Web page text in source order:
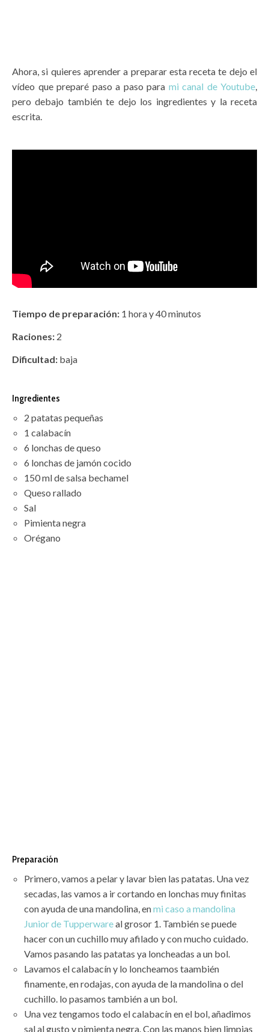
Ahora, si quieres aprender a preparar esta receta te dejo el
vídeo que preparé paso a paso para mi canal de Youtube,
pero debajo también te dejo los ingredientes y la receta
escrita.
Tiempo de preparación: 1 hora y 40 minutos
Raciones: 2
Dificultad: baja
Ingredientes
2 patatas pequeñas
1 calabacín
6 lonchas de queso
6 lonchas de jamón cocido
150 ml de salsa bechamel
Queso rallado
Sal
Pimienta negra
Orégano
Preparación
Primero, vamos a pelar y lavar bien las patatas. Una vez
secadas, las vamos a ir cortando en lonchas muy finitas
con ayuda de una mandolina, enmi caso a mandolina
Junior de Tupperwareal grosor 1. También se puede
hacer con un cuchillo muy afilado y con mucho cuidado.
Vamos pasando las patatas ya loncheadas a un bol.
Lavamos el calabacín y lo loncheamos taambién
finamente, en rodajas, con ayuda de la mandolina o del
cuchillo. lo pasamos también a un bol.
Una vez tengamos todo el calabacín en el bol, añadimos
sal al gusto y pimienta negra. Con las manos bien limpias